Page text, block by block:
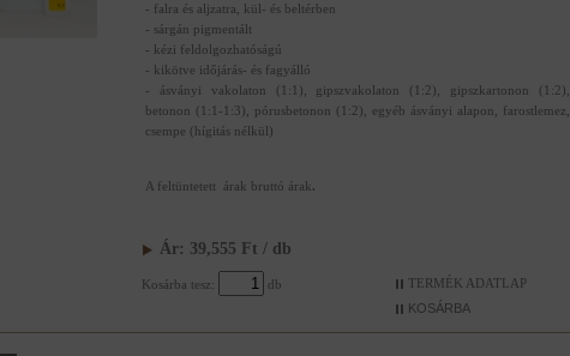
- falra és aljzatra, kül- és beltérben
- sárgán pigmentált
- kézi feldolgozhatóságú
- kikötve időjárás- és fagyálló
- ásványi vakolaton (1:1), gipszvakolaton (1:2), gipszkartonon (1:2),
betonon (1:1-1:3), pórusbetonon (1:2), egyéb ásványi alapon, farostlemez,
csempe (hígitás nélkül)
A feltüntetett árak bruttó árak .
Ár: 39,555 Ft / db
Kosárba tesz: db TERMÉK ADATLAP